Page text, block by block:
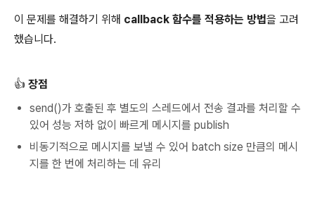
이 문제를 해결하기 위해 callback 함수를 적용하는 방법을 고려
했습니다.
👍 장점
send()가 호출된 후 별도의 스레드에서 전송 결과를 처리할 수
있어 성능 저하 없이 빠르게 메시지를 publish
비동기적으로 메시지를 보낼 수 있어 batch size 만큼의 메시
지를 한 번에 처리하는 데 유리